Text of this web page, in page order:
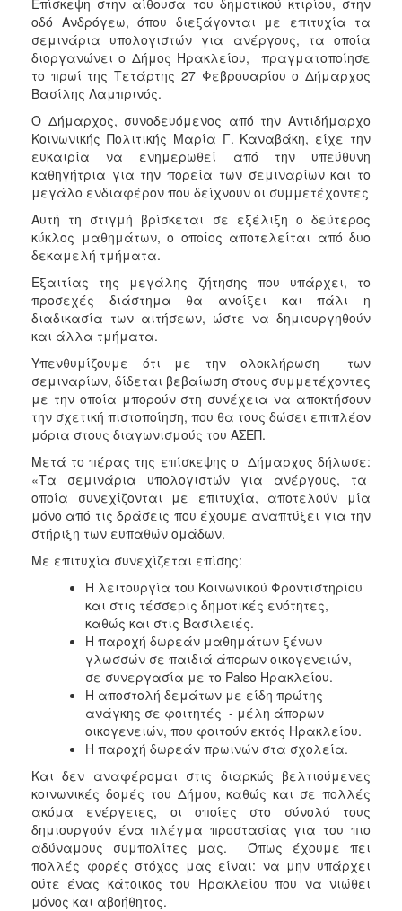
Ιατρείο
Ξενώνας
Φιλοξενίας
Γυναικών
Κέντρο
Κοινότητας
Κοινωνικό
Φαρμακείο
Κοινωνικό
Παντοπωλείο
Ισότητα
των
Φύλων
Υγεία
Αυτόματοι
Απινιδωτές
ΤΟΠΟΣ
ΔΗΜΟΣ
ΠΟΛΙΤΙΣΜΟΣ
οδό Ανδρόγεω, όπου διεξάγονται με επιτυχία τα
σεμινάρια υπολογιστών για ανέργους, τα οποία
διοργανώνει ο Δήμος Ηρακλείου, πραγματοποίησε
το πρωί της Τετάρτης 27 Φεβρουαρίου ο Δήμαρχος
Βασίλης Λαμπρινός.
Ο Δήμαρχος, συνοδευόμενος από την Αντιδήμαρχο
Κοινωνικής Πολιτικής Μαρία Γ. Καναβάκη, είχε την
ευκαιρία να ενημερωθεί από την υπεύθυνη
καθηγήτρια για την πορεία των σεμιναρίων και το
μεγάλο ενδιαφέρον που δείχνουν οι συμμετέχοντες
Αυτή τη στιγμή βρίσκεται σε εξέλιξη ο δεύτερος
κύκλος μαθημάτων, ο οποίος αποτελείται από δυο
δεκαμελή τμήματα.
Εξαιτίας της μεγάλης ζήτησης που υπάρχει, το
προσεχές διάστημα θα ανοίξει και πάλι η
διαδικασία των αιτήσεων, ώστε να δημιουργηθούν
και άλλα τμήματα.
Υπενθυμίζουμε ότι με την ολοκλήρωση των
σεμιναρίων, δίδεται βεβαίωση στους συμμετέχοντες
με την οποία μπορούν στη συνέχεια να αποκτήσουν
την σχετική πιστοποίηση, που θα τους δώσει επιπλέον
μόρια στους διαγωνισμούς του ΑΣΕΠ.
Μετά το πέρας της επίσκεψης ο Δήμαρχος δήλωσε:
«Τα σεμινάρια υπολογιστών για ανέργους, τα
οποία συνεχίζονται με επιτυχία, αποτελούν μία
μόνο από τις δράσεις που έχουμε αναπτύξει για την
στήριξη των ευπαθών ομάδων.
Με επιτυχία συνεχίζεται επίσης:
Η λειτουργία του Κοινωνικού Φροντιστηρίου
και στις τέσσερις δημοτικές ενότητες,
καθώς και στις Βασιλειές.
Η παροχή δωρεάν μαθημάτων ξένων
γλωσσών σε παιδιά άπορων οικογενειών,
σε συνεργασία με το Palso Ηρακλείου.
Η αποστολή δεμάτων με είδη πρώτης
ανάγκης σε φοιτητές - μέλη άπορων
οικογενειών, που φοιτούν εκτός Ηρακλείου.
Η παροχή δωρεάν πρωινών στα σχολεία.
Και δεν αναφέρομαι στις διαρκώς βελτιούμενες
κοινωνικές δομές του Δήμου, καθώς και σε πολλές
ακόμα ενέργειες, οι οποίες στο σύνολό τους
δημιουργούν ένα πλέγμα προστασίας για του πιο
αδύναμους συμπολίτες μας. Όπως έχουμε πει
πολλές φορές στόχος μας είναι: να μην υπάρχει
ούτε ένας κάτοικος του Ηρακλείου που να νιώθει
μόνος και αβοήθητος.